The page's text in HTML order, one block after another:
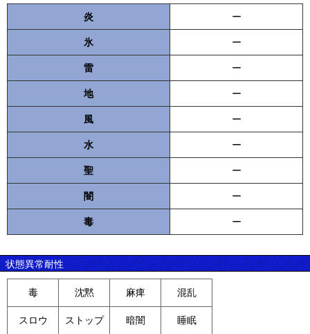
炎 ー
氷 ー
雷 ー
地 ー
風 ー
水 ー
聖 ー
闇 ー
毒 ー
状態異常耐性
毒 沈黙 麻痺 混乱
スロウ ストップ 暗闇 睡眠